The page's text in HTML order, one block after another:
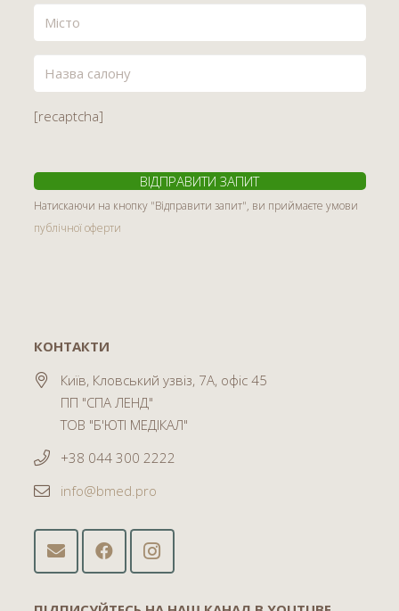
[recaptcha]
Натискаючи на кнопку "Відправити запит", ви приймаєте умови
публічної оферти
КОНТАКТИ
Київ, Кловський узвіз, 7А, офіс 45
ПП "СПА ЛЕНД"
ТОВ "Б'ЮТІ МЕДІКАЛ"
+38 044 300 2222
info@bmed.pro